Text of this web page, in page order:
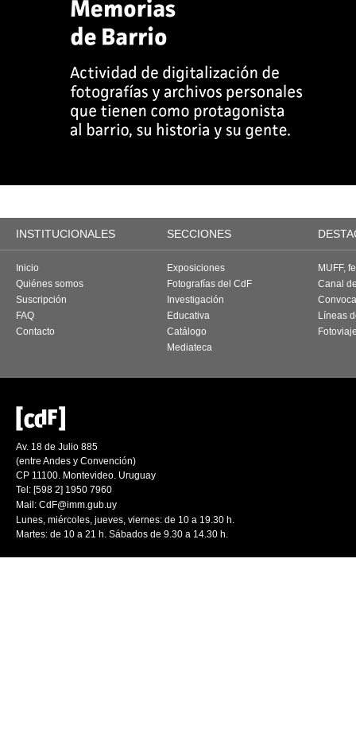
INSTITUCIONALES SECCIONES
Inicio
Quiénes somos
Suscripción
FAQ
Contacto
Exposiciones
Fotografías del CdF
Investigación
Educativa
Catálogo
Mediateca
MUFF,
Canal
Líneas
Av. 18 de Julio 885
(entre Andes y Convención)
CP 11100. Montevideo. Uruguay
Tel: [598 2] 1950 7960
Mail: CdF@imm.gub.uy
Lunes, miércoles, jueves, viernes: de 10 a 19.30 h.
Martes: de 10 a 21 h. Sábados de 9.30 a 14.30 h.